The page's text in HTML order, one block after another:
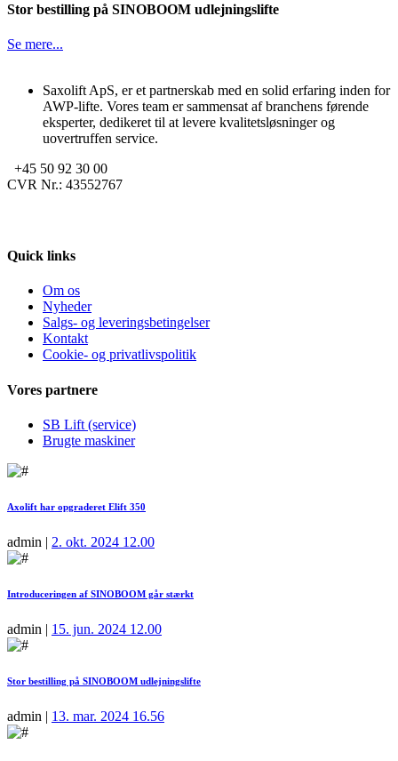
Stor bestilling på SINOBOOM udlejningslifte
Se mere...
Saxolift ApS, er et partnerskab med en solid erfaring inden for
AWP-lifte. Vores team er sammensat af branchens førende
eksperter, dedikeret til at levere kvalitetsløsninger og
uovertruffen service.
+45 50 92 30 00
CVR Nr.: 43552767
Quick links
Om os
Nyheder
Salgs- og leveringsbetingelser
Kontakt
Cookie- og privatlivspolitik
Vores partnere
SB Lift (service)
Brugte maskiner
Axolift har opgraderet Elift 350
admin | 2. okt. 2024 12.00
Introduceringen af SINOBOOM går stærkt
admin | 15. jun. 2024 12.00
Stor bestilling på SINOBOOM udlejningslifte
admin | 13. mar. 2024 16.56